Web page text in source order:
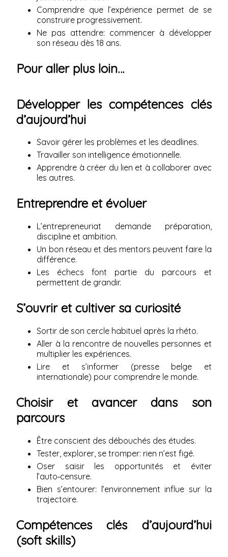
Comprendre que l’expérience permet de se
construire progressivement.
Ne pas attendre: commencer à développer
son réseau dès 18 ans.
Pour aller plus loin…
Développer les compétences clés
d’aujourd’hui
Savoir gérer les problèmes et les deadlines.
Travailler son intelligence émotionnelle.
Apprendre à créer du lien et à collaborer avec
les autres.
Entreprendre et évoluer
L’entrepreneuriat demande préparation,
discipline et ambition.
Un bon réseau et des mentors peuvent faire la
différence.
Les échecs font partie du parcours et
permettent de grandir.
S’ouvrir et cultiver sa curiosité
Sortir de son cercle habituel après la rhéto.
Aller à la rencontre de nouvelles personnes et
multiplier les expériences.
Lire et s’informer (presse belge et
internationale) pour comprendre le monde.
Choisir et avancer dans son
parcours
Être conscient des débouchés des études.
Tester, explorer, se tromper: rien n’est figé.
Oser saisir les opportunités et éviter
l’auto‑censure.
Bien s’entourer: l’environnement influe sur la
trajectoire.
Compétences clés d’aujourd’hui
(soft skills)